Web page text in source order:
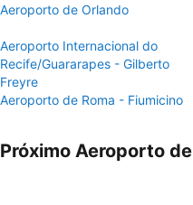
Aeroporto de Orlando
Aeroporto Internacional do
Recife/Guararapes - Gilberto
Freyre
Aeroporto de Roma - Fiumicino
Próximo Aeroporto